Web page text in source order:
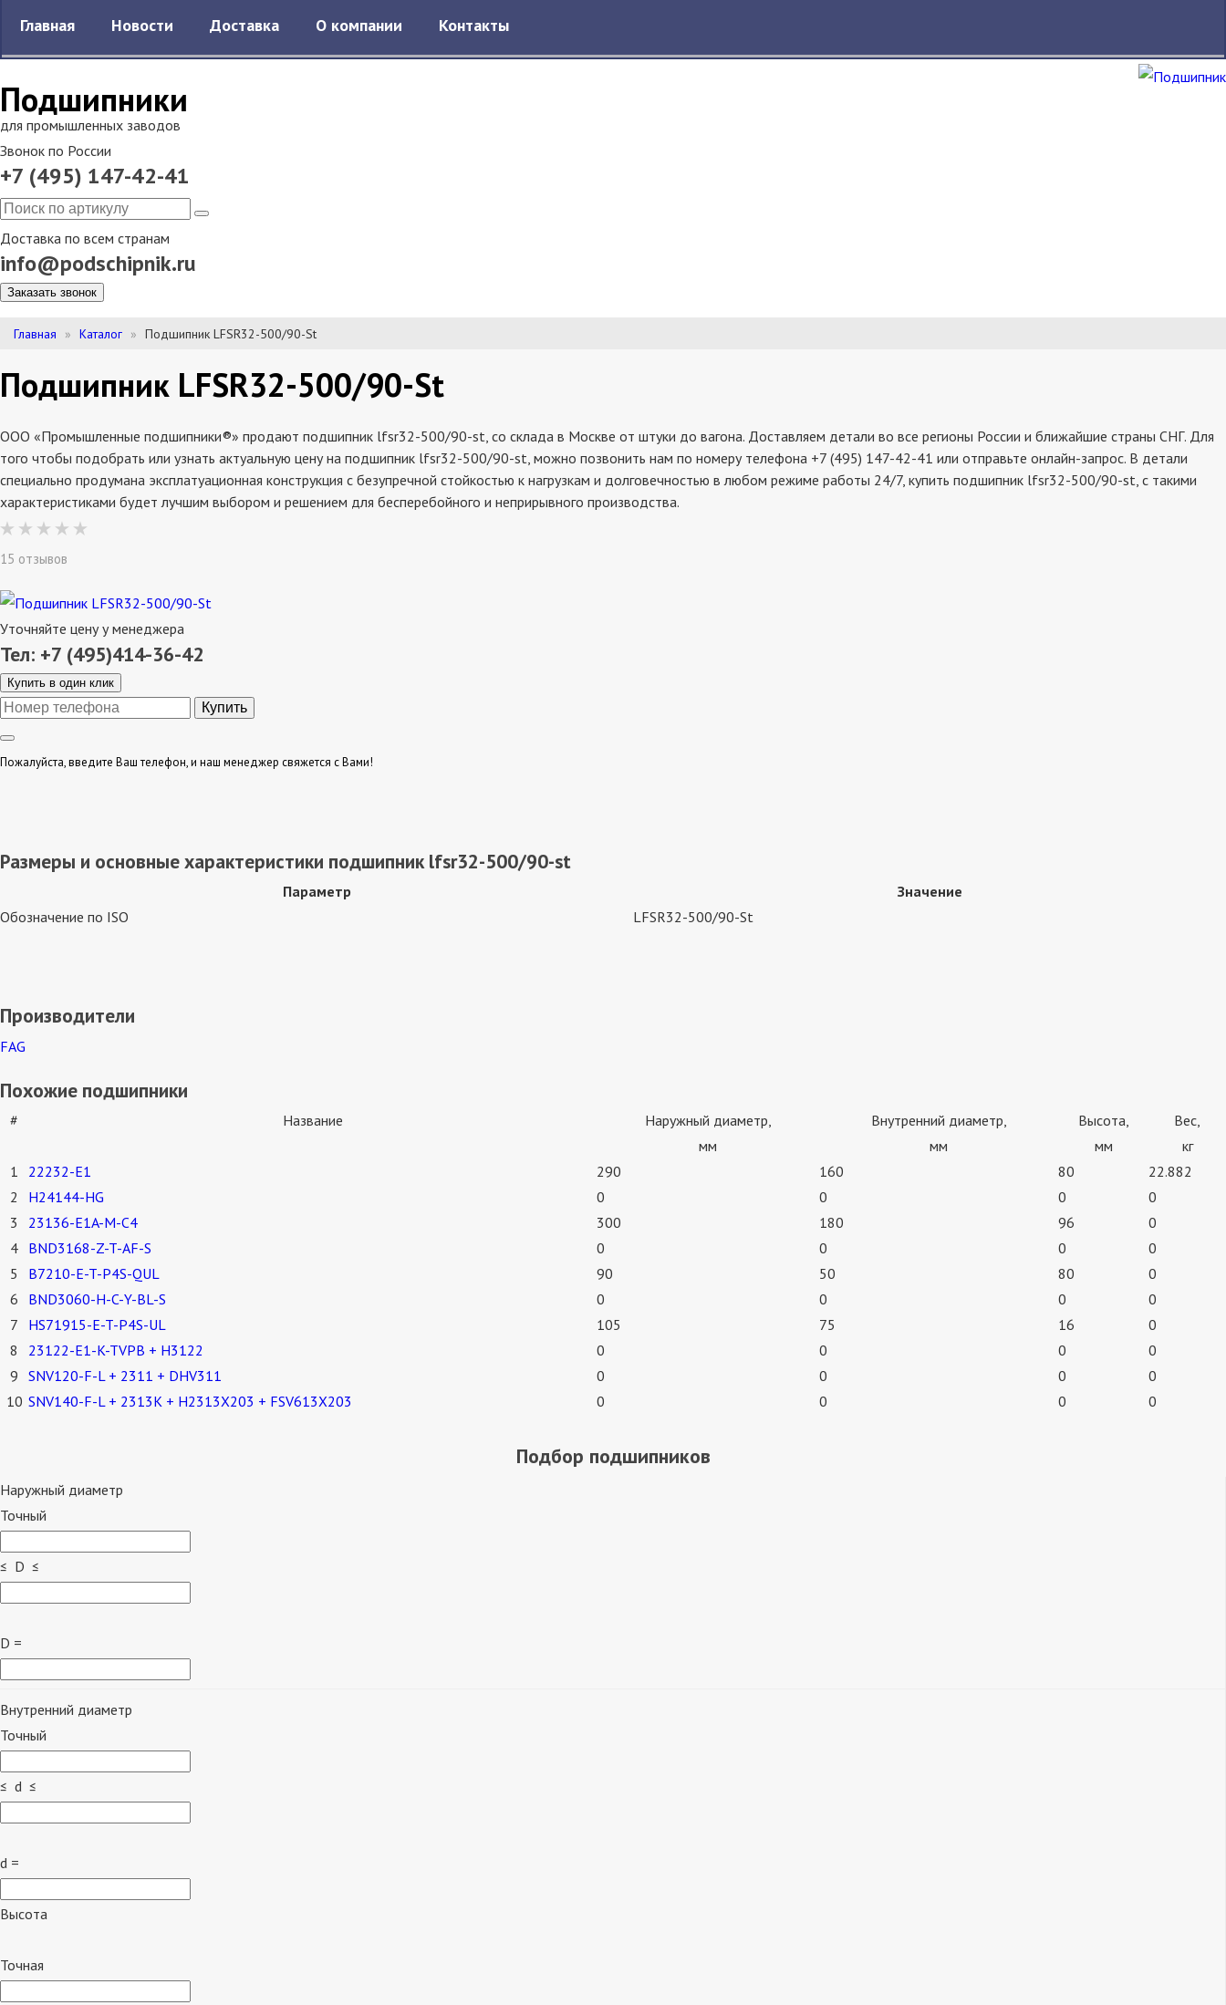
Подшипники
для промышленных заводов
Звонок по России
+7 (495) 147-42-41
Доставка по всем странам
info@podschipnik.ru
Заказать звонок
Главная Новости Доставка О компании Контакты
Главная Каталог Подшипник LFSR32-500/90-St
Подшипник LFSR32-500/90-St
ООО «Промышленные подшипники®» продают подшипник lfsr32-500/90-st, со склада в Москве от штуки до вагона. Доставляем детали во все регионы России и ближайшие страны СНГ. Для
того чтобы подобрать или узнать актуальную цену на подшипник lfsr32-500/90-st, можно позвонить нам по номеру телефона +7 (495) 147-42-41 или отправьте онлайн-запрос. В детали
специально продумана эксплатуационная конструкция с безупречной стойкостью к нагрузкам и долговечностью в любом режиме работы 24/7, купить подшипник lfsr32-500/90-st, с такими
характеристиками будет лучшим выбором и решением для бесперебойного и неприрывного производства.
15 отзывов
Уточняйте цену у менеджера
Тел: +7 (495)414-36-42
Купить в один клик
Пожалуйста, введите Ваш телефон, и наш менеджер свяжется с Вами!
Размеры и основные характеристики подшипник lfsr32-500/90-st
Параметр
Значение
Обозначение по ISO
LFSR32-500/90-St
Производители
FAG
Похожие подшипники
# Название
Наружный диаметр,
мм
Внутренний диаметр,
мм
Высота,
мм
Вес,
кг
1
22232-E1 290 160 80
22.882
2
H24144-HG 0 0 0
0
3
23136-E1A-M-C4 300 180 96
0
4 BND3168-Z-T-AF-S 0 0 0
0
5
B7210-E-T-P4S-QUL 90 50 80
0
6
BND3060-H-C-Y-BL-S 0 0 0
0
7
HS71915-E-T-P4S-UL 105 75 16
0
8
23122-E1-K-TVPB + H3122 0 0 0
0
9 SNV120-F-L + 2311 + DHV311 0 0 0
0
10 SNV140-F-L + 2313K + H2313X203 + FSV613X203 0 0 0 0
Подбор подшипников
Наружный диаметр
Точный
≤ D ≤
D =
Внутренний диаметр
Точный
≤ d ≤
d =
Высота
Точная